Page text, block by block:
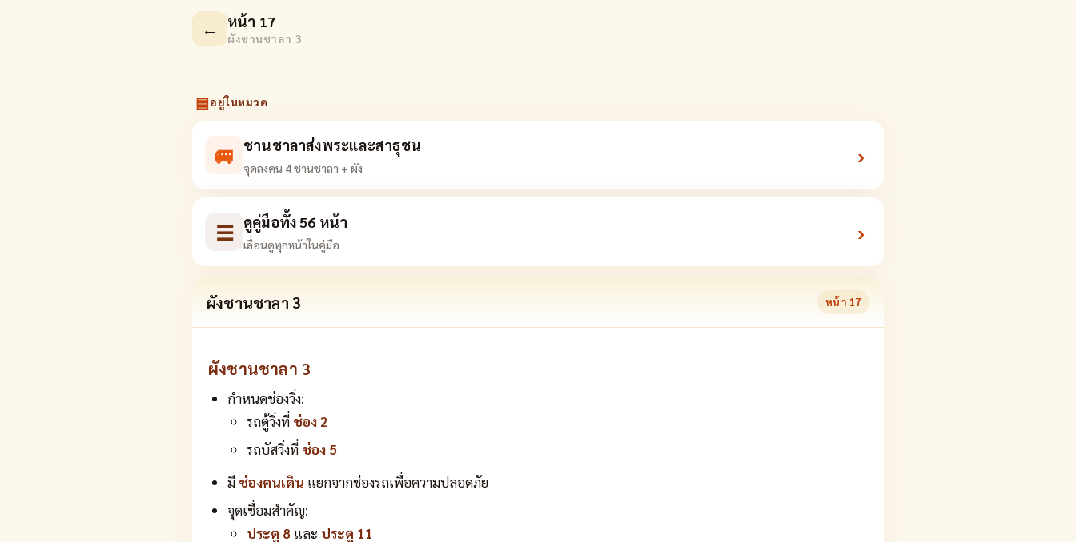
← หน้า 17
ผังชานชาลา 3
▤อยู่ในหมวด
🚐 ชานชาลาส่งพระและสาธุชน
จุดลงคน 4 ชานชาลา + ผัง ›
☰ ดูคู่มือทั้ง 56 หน้า
เลื่อนดูทุกหน้าในคู่มือ ›
ผังชานชาลา 3 หน้า 17
ผังชานชาลา 3
กำหนดช่องวิ่ง:
รถตู้วิ่งที่ ช่อง 2
รถบัสวิ่งที่ ช่อง 5
มี ช่องคนเดิน แยกจากช่องรถเพื่อความปลอดภัย
จุดเชื่อมสำคัญ:
ประตู 8 และ ประตู 11